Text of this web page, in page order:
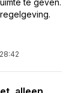
te geven.
28:42